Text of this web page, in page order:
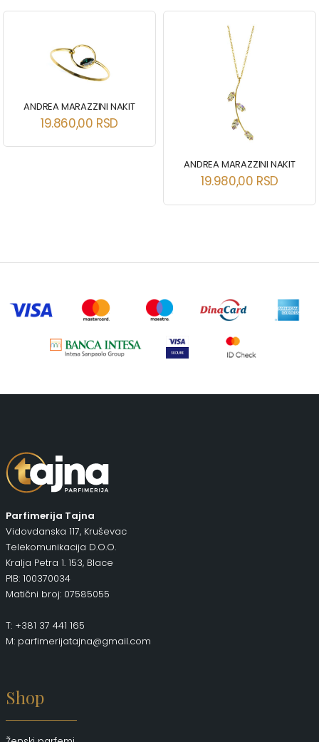
ANDREA MARAZZINI NAKIT
19.860,00 RSD
ANDREA MARAZZINI NAKIT
19.980,00 RSD
Parfimerija Tajna
Vidovdanska 117, Kruševac
Telekomunikacija D.O.O.
Kralja Petra 1. 153, Blace
PIB: 100370034
Matični broj: 07585055
T: +381 37 441 165
M: parfimerijatajna@gmail.com
Shop